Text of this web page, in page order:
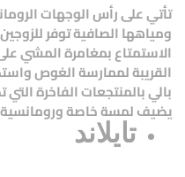
تأتي على رأس الوجهات
ومياهها الصافية توفر
الاستمتاع بمغامرة المشي
القريبة لممارسة الغوص
بالي بالمنتجعات الفاخرة
يضيف لمسة خاصة
تايلاند